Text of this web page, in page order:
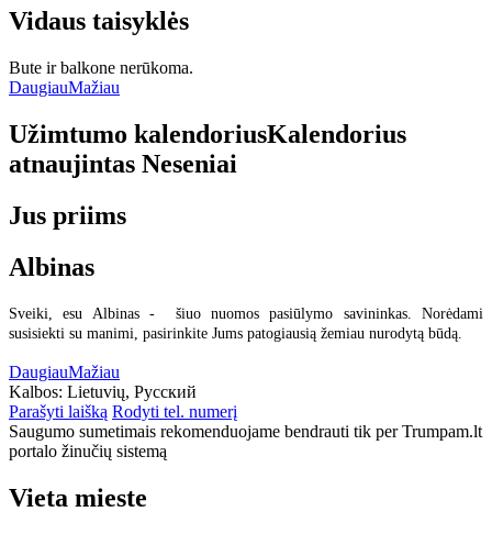
Vidaus taisyklės
Bute ir balkone nerūkoma.
DaugiauMažiau
Užimtumo kalendoriusKalendorius
atnaujintas Neseniai
Jus priims
Albinas
Sveiki, esu Albinas - šiuo nuomos pasiūlymo savininkas. Norėdami
susisiekti su manimi, pasirinkite Jums patogiausią žemiau nurodytą būdą.
DaugiauMažiau
Kalbos: Lietuvių, Русский
Parašyti laišką Rodyti tel. numerį
Saugumo sumetimais rekomenduojame bendrauti tik per Trumpam.lt
portalo žinučių sistemą
Vieta mieste